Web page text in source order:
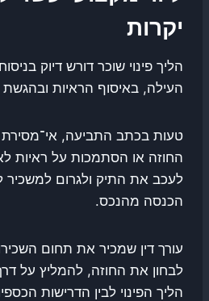
יקרות
הליך פינוי שוכר דורש דיוק
העילה, באיסוף הראיות
טעות בכתב התביעה,
החוזה או הסתמכות על ראיות
לעכב את התיק ולגרום למשכיר
הכנסה מהנכס.
עורך דין שמכיר את תחום
לבחון את החוזה, להמליץ על
הליך הפינוי לבין הדרישות